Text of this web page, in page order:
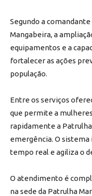
Segundo a comandante
Mangabeira, a
equipamentos e a
fortalecer as ações
população.
Entre os serviços
que permite a
rapidamente a
emergência. O
tempo real e agiliza o
O atendimento é
na sede da Patrulha